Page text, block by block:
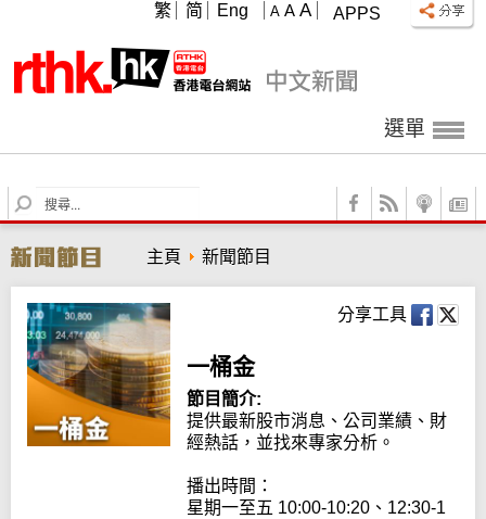
APPS
A A A
繁 简 Eng
選單
S
e
r
c
h
主頁 新聞節目
分享工具
一桶金
節目簡介:
提供最新股市消息、公司業績、財
經熱話，並找來專家分析。
播出時間：
星期一至五 10:00-10:20、12:30-1